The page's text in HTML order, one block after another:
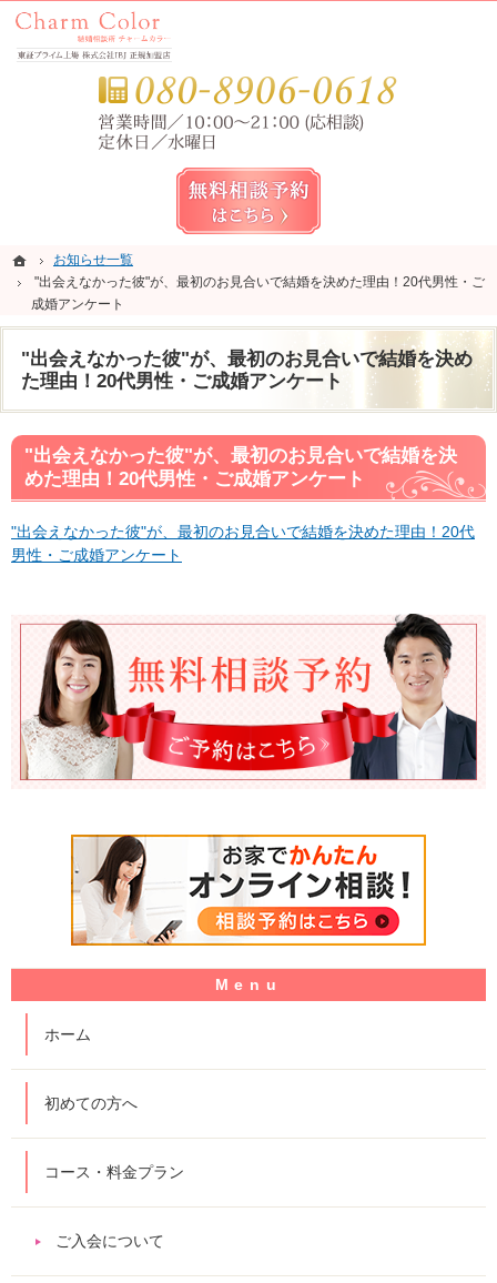
ホーム
お知らせ一覧
"出会えなかった彼"が、最初のお見合いで結婚を決めた理由！20代男性・ご
成婚アンケート
"出会えなかった彼"が、最初のお見合いで結婚を決め
た理由！20代男性・ご成婚アンケート
錦糸町・亀戸・平井の結婚相談所なら当相談所へ。
錦糸町・亀戸・平井の結婚相談所なら短期成婚を目指すCharm Color (チャームカラー)
"出会えなかった彼"が、最初のお見合いで結婚を決
めた理由！20代男性・ご成婚アンケート
"出会えなかった彼"が、最初のお見合いで結婚を決めた理由！20代
男性・ご成婚アンケート
ホーム
初めての方へ
コース・料金プラン
ご入会について
ホーム
お知らせ一覧
"出会えなかった彼"が、最初のお見合いで結婚を決めた理由！20代男性・ご
成婚アンケート